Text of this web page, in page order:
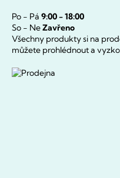
Po - Pá 9:00 - 18:00
So - NeZavřeno
Všechny produkty si na
můžete prohlédnout a